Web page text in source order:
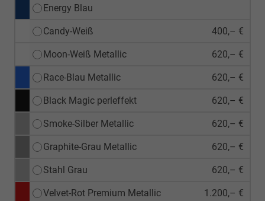
Energy Blau
Candy-Weiß 400,– €
Moon-Weiß Metallic 620,– €
Race-Blau Metallic 620,– €
Black Magic perleffekt 620,– €
Smoke-Silber Metallic 620,– €
Graphite-Grau Metallic 620,– €
Stahl Grau 620,– €
Velvet-Rot Premium Metallic 1.200,– €